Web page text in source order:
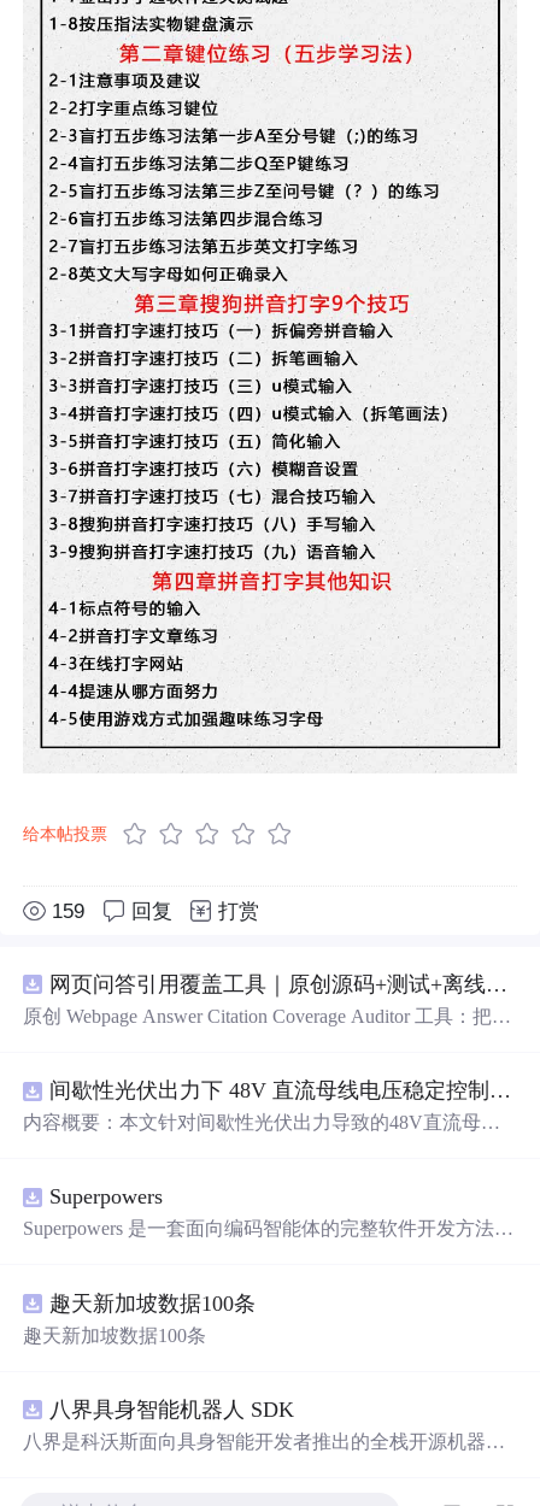
给本帖投票
159 回复 打赏
网页问答引用覆盖工具｜原创源码+测试+离线报告
原创 Webpage Answer Citation Coverage Auditor 工具：把网
L/SVG报告、测试与示例。压缩包包含完整源码、3项自动
化测试、可复现示例、HTML/JSON/SVG离线报告、1080×
复核；Node.js 18+可直接运行，零第三方运行依赖。
间歇性光伏出力下 48V 直流母线电压稳定控制及储能双向充放电闭环调控体系研究（Simulink仿真实现）
内容概要：本文针对间歇性光伏出力导致的48V直流母线
电压稳定控制。通过Simulink搭建包含光伏阵列、Boost DC
-DC变换器、负载、双向DC-DC变换器及锂离子电池的完
光伏能量捕获效率，并结合储能系统的双向调节能力，实
施削峰填谷策略，实现能量的时空转移与动态补偿。研究
涵盖系统建模、控制策略设计、仿真验证全流程，确保在
升微网系统的电能质量和运行可靠性。; 适合人群：具备电
力电子、自动控制或新能源系统等相关专业知识背景，从
事微电网、分布式能源、储能控制等领域研究的研究生、
Superpowers
Superpowers 是一套面向编码智能体的完整软件开发方法，
趣天新加坡数据100条
趣天新加坡数据100条
八界具身智能机器人 SDK
八界是科沃斯面向具身智能开发者推出的全栈开源机器人